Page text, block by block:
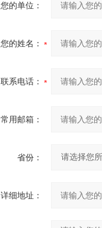
您的单位：
您的姓名：
联系电话：
常用邮箱：
省份：
详细地址：